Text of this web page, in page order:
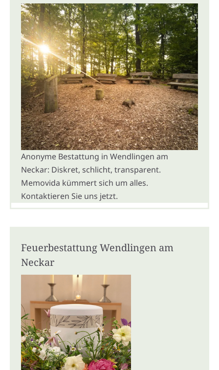
Anonyme Bestattung in Wendlingen am
Neckar: Diskret, schlicht, transparent.
Memovida kümmert sich um alles.
Kontaktieren Sie uns jetzt.
Feuerbestattung Wendlingen am
Neckar